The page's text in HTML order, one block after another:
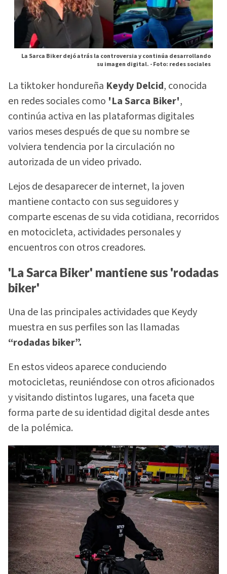
La Sarca Biker dejó atrás la controversia y continúa desarrollando
su imagen digital. -Foto: redes sociales
La tiktoker hondureña Keydy Delcid, conocida
en redes sociales como 'La Sarca Biker',
continúa activa en las plataformas digitales
varios meses después de que su nombre se
volviera tendencia por la circulación no
autorizada de un video privado.
Lejos de desaparecer de internet, la joven
mantiene contacto con sus seguidores y
comparte escenas de su vida cotidiana, recorridos
en motocicleta, actividades personales y
encuentros con otros creadores.
'La Sarca Biker' mantiene sus 'rodadas
biker'
Una de las principales actividades que Keydy
muestra en sus perfiles son las llamadas
“rodadas biker”.
En estos videos aparece conduciendo
motocicletas, reuniéndose con otros aficionados
y visitando distintos lugares, una faceta que
forma parte de su identidad digital desde antes
de la polémica.